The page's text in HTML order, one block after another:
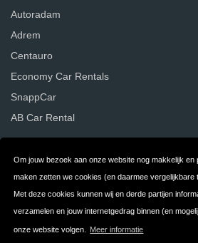
Om jouw bezoek aan onze website nog makkelijk en
maken zetten we cookies (en daarmee vergelijkbare
Met deze cookies kunnen wij en derde partijen
verzamelen en jouw internetgedrag binnen (en
onze website volgen. Meer informatie
Autoradam
Adrem
Centauro
Economy Car Rentals
SnappCar
AB Car Rental
Contact
Algemene